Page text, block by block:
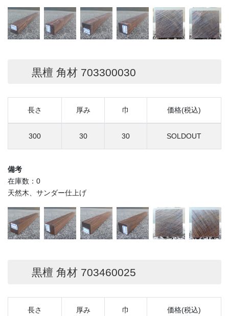
黒檀 角材 703300030
長さ 厚み 巾 価格(税込)
300 30 30 SOLDOUT
備考
在庫数：0
天然木、サンダー仕上げ
黒檀 角材 703460025
長さ 厚み 巾 価格(税込)